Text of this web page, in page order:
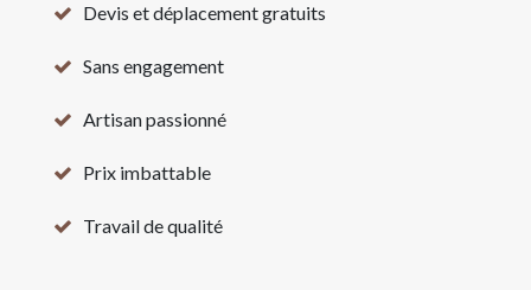
Devis et déplacement gratuits
Sans engagement
Artisan passionné
Prix imbattable
Travail de qualité